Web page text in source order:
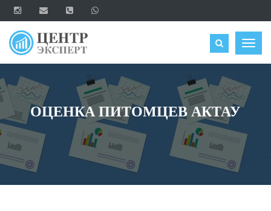
ОЦЕНИТЬ
ОЦЕНКА ПИТОМЦЕВ АКТАУ